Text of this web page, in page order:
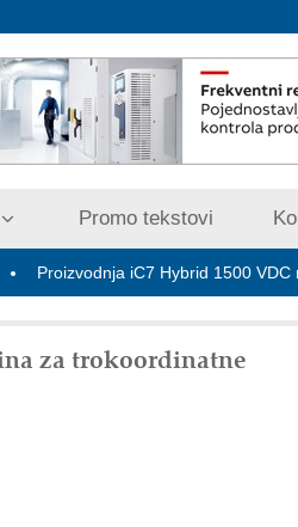
Promo tekstovi
iC7 Hybrid 1500 VDC mrežnog
za trokoordinatne